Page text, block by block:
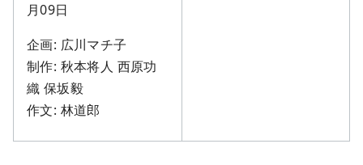
月09日
企画: 広川マチ子
制作: 秋本将人 西原功
織 保坂毅
作文: 林道郎